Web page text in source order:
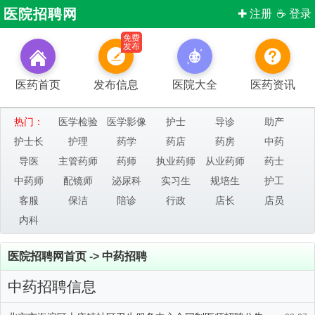
☕ 登录
✚ 注册
医院招聘网
医药首页
免费
发布
发布信息 医院大全 医药资讯
热门： 医学检验 医学影像 护士 导诊
助产
护士长
护理 药学 药店 药房
中药
导医
主管药师 药师 执业药师 从业药师
药士
中药师
配镜师 泌尿科 实习生 规培生
护工
客服
保洁 陪诊 行政 店长
店员
内科
医院招聘网首页 -> 中药招聘
中药招聘信息